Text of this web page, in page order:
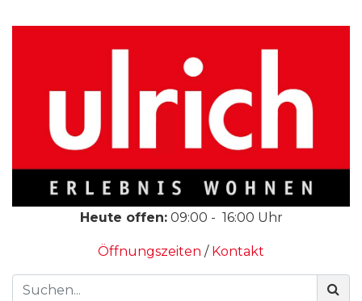
Heute offen: 09:00 - 16:00 Uhr
Öffnungszeiten / Kontakt